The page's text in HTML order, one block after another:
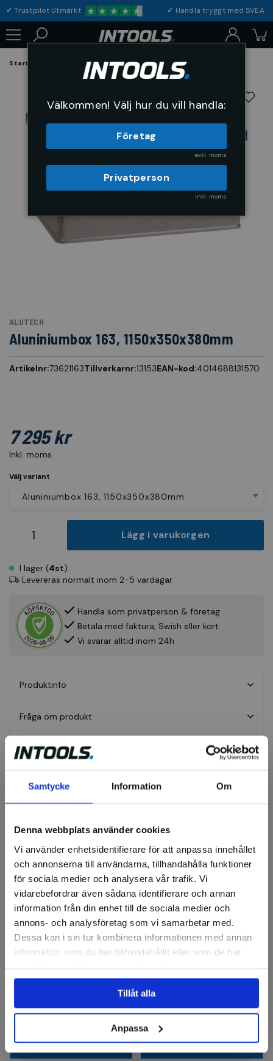
Samtycke Information Om
Denna webbplats använder cookies
Vi använder enhetsidentifierare för att anpassa innehållet
och annonserna till användarna, tillhandahålla funktioner
för sociala medier och analysera vår trafik. Vi
vidarebefordrar även sådana identifierare och annan
information från din enhet till de sociala medier och
annons- och analysföretag som vi samarbetar med.
Dessa kan i sin tur kombinera informationen med annan
information som du har tillhandahållit eller som de har
Tillåt alla
Anpassa
✓Trustpilot Utmärkt ✓ Handla tryggt med
Startsida Arbetsplats & Skydd Förvaring
ALUTECH
Aluniniumbox 163, 1150x350x380mm
Artikelnr:73621163Tillverkarnr:13153EAN-kod:4014688131570
Inkl. moms
7 295 kr
Välj variant
Lägg i varukorgen
I lager (4st)
Levereras normalt inom 2-5 vardagar
Handla som privatperson & företag
Betala med faktura, Swish eller kort
Vi svarar alltid inom 24h
Produktinfo
Fråga om produkt
Recensioner
BGS
Verktygsväska i aluminium
| 460 x 340 x 150 mm
Visa
FORTIS
Aluminiumbox
Visa
Välkommen! Välj hur du vill handla:
Företag
exkl. moms
Privatperson
inkl. moms